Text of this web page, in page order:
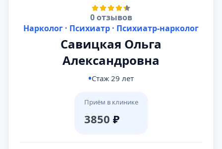
0 отзывов
Нарколог · Психиатр · Психиатр-нарколог
Савицкая Ольга
Александровна
Стаж 29 лет
Приём в клинике
3850 ₽